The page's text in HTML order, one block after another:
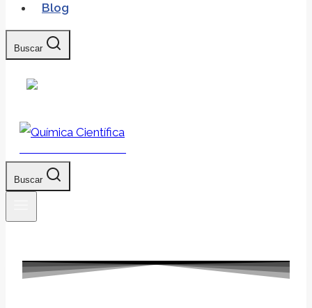
Blog
Buscar
Buscar